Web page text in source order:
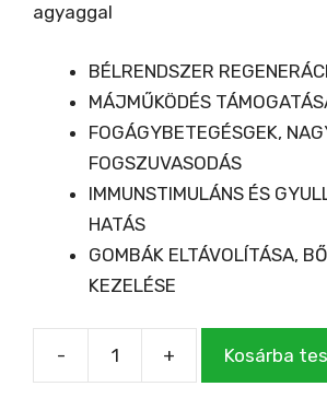
agyaggal
BÉLRENDSZER
MÁJMŰKÖDÉS
FOGÁGYBETEGÉSGEK,
FOGSZUVASODÁS
IMMUNSTIMULÁNS ÉS
HATÁS
GOMBÁK ELTÁVOLÍTÁSA,
KEZELÉSE
-
CYTOSAN
+ Kosárba